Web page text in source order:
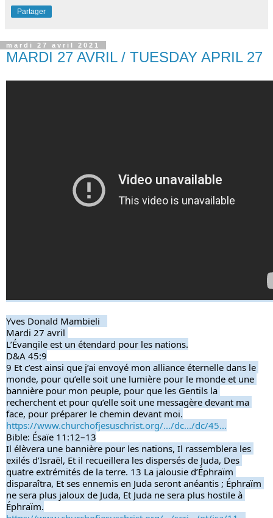
Partager
mardi 27 avril 2021
MARDI 27 AVRIL / TUESDAY APRIL 27
Yves Donald Mambieli
Mardi 27 avril
L’Évangile est un étendard pour les nations.
D&A 45:9
9 Et c’est ainsi que j’ai envoyé mon alliance éternelle dans le
monde, pour qu’elle soit une lumière pour le monde et une
bannière pour mon peuple, pour que les Gentils la
recherchent et pour qu’elle soit une messagère devant ma
face, pour préparer le chemin devant moi.
https://www.churchofjesuschrist.org/.../dc.../dc/45...
Bible: Ésaïe 11:12–13
Il élèvera une bannière pour les nations, Il rassemblera les
exilés d’Israël, Et il recueillera les dispersés de Juda, Des
quatre extrémités de la terre. 13 La jalousie d’Éphraïm
disparaîtra, Et ses ennemis en Juda seront anéantis ; Éphraïm
ne sera plus jaloux de Juda, Et Juda ne sera plus hostile à
Éphraïm.